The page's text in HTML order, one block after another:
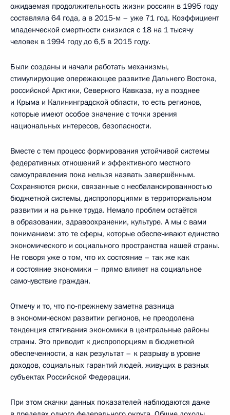
ожидаемая продолжительность жизни россиян в 1995 году
составляла 64 года, а в 2015‑м – уже 71 год. Коэффициент
младенческой смертности снизился с 18 на 1 тысячу
человек в 1994 году до 6,5 в 2015 году.
Были созданы и начали работать механизмы,
стимулирующие опережающее развитие Дальнего Востока,
российской Арктики, Северного Кавказа, ну а позднее
и Крыма и Калининградской области, то есть регионов,
которые имеют особое значение с точки зрения
национальных интересов, безопасности.
Вместе с тем процесс формирования устойчивой системы
федеративных отношений и эффективного местного
самоуправления пока нельзя назвать завершённым.
Сохраняются риски, связанные с несбалансированностью
бюджетной системы, диспропорциями в территориальном
развитии и на рынке труда. Немало проблем остаётся
в образовании, здравоохранении, культуре. А мы с вами
пониманием: это те сферы, которые обеспечивают единство
экономического и социального пространства нашей страны.
Не говоря уже о том, что их состояние – так же как
и состояние экономики – прямо влияет на социальное
самочувствие граждан.
Отмечу и то, что по‑прежнему заметна разница
в экономическом развитии регионов, не преодолена
тенденция стягивания экономики в центральные районы
страны. Это приводит к диспропорциям в бюджетной
обеспеченности, а как результат – к разрыву в уровне
доходов, социальных гарантий людей, живущих в разных
субъектах Российской Федерации.
При этом скачки данных показателей наблюдаются даже